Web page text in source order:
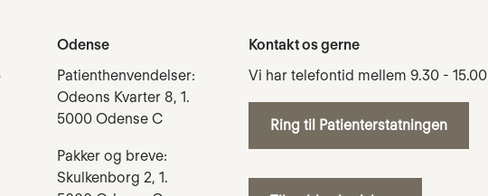
Odense
Patienthenvendelser:
Odeons Kvarter 8, 1.
5000 Odense C
Pakker og breve:
Skulkenborg 2, 1.
Kontakt os gerne
Vi har telefontid mellem 9.30 - 15.00
Ring til Patienterstatningen